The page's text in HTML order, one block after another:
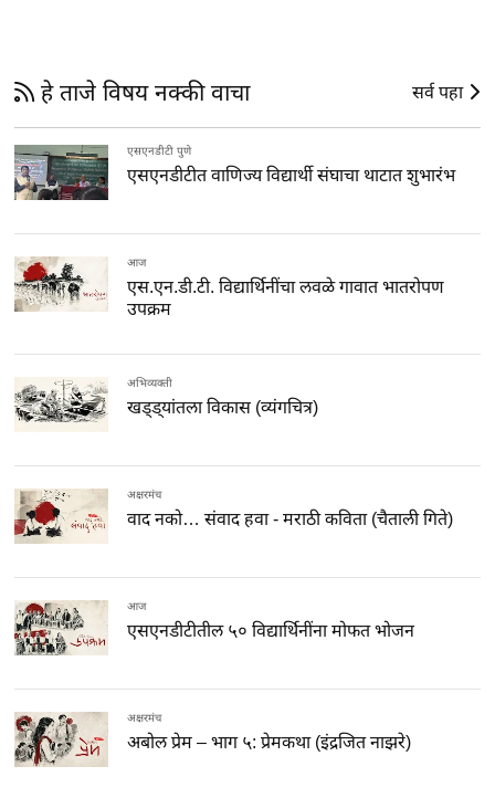
हे ताजे विषय नक्की वाचा सर्व पहा
एसएनडीटी पुणे
एसएनडीटीत वाणिज्य विद्यार्थी संघाचा थाटात शुभारंभ
आज
एस.एन.डी.टी. विद्यार्थिनींचा लवळे गावात भातरोपण
उपक्रम
अभिव्यक्ती
खड्ड्यांतला विकास (व्यंगचित्र)
अक्षरमंच
वाद नको… संवाद हवा - मराठी कविता (चैताली गिते)
आज
एसएनडीटीतील ५० विद्यार्थिनींना मोफत भोजन
अक्षरमंच
अबोल प्रेम – भाग ५: प्रेमकथा (इंद्रजित नाझरे)